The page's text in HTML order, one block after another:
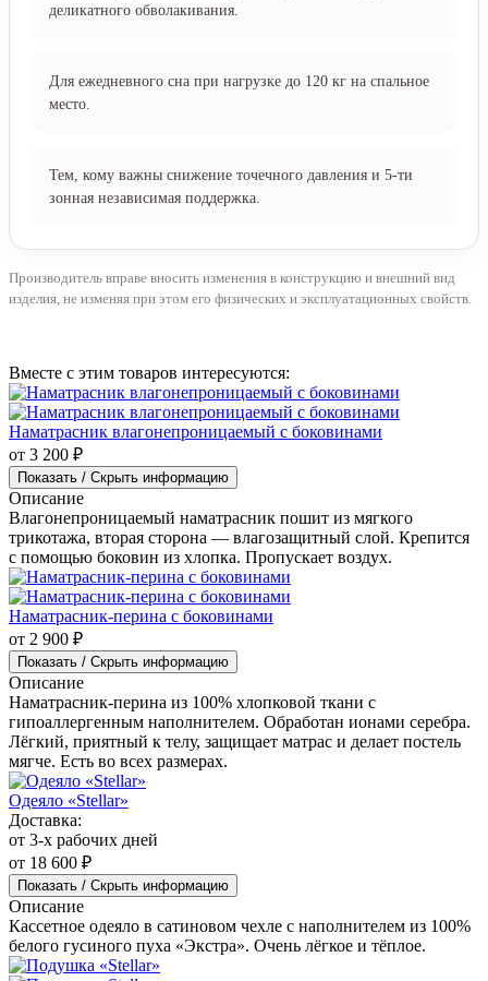
деликатного обволакивания.
Для ежедневного сна при нагрузке до 120 кг на спальное
место.
Тем, кому важны снижение точечного давления и 5-ти
зонная независимая поддержка.
Производитель вправе вносить изменения в конструкцию и внешний вид
изделия, не изменяя при этом его физических и эксплуатационных свойств.
Вместе с этим товаров интересуются:
Наматрасник влагонепроницаемый с боковинами
от 3 200 ₽
Показать / Скрыть информацию
Описание
Влагонепроницаемый наматрасник пошит из мягкого
трикотажа, вторая сторона — влагозащитный слой. Крепится
с помощью боковин из хлопка. Пропускает воздух.
Наматрасник-перина с боковинами
от 2 900 ₽
Показать / Скрыть информацию
Описание
Наматрасник-перина из 100% хлопковой ткани с
гипоаллергенным наполнителем. Обработан ионами серебра.
Лёгкий, приятный к телу, защищает матрас и делает постель
мягче. Есть во всех размерах.
Одеяло «Stellar»
Доставка:
от 3-х рабочих дней
от 18 600 ₽
Показать / Скрыть информацию
Описание
Кассетное одеяло в сатиновом чехле с наполнителем из 100%
белого гусиного пуха «Экстра». Очень лёгкое и тёплое.